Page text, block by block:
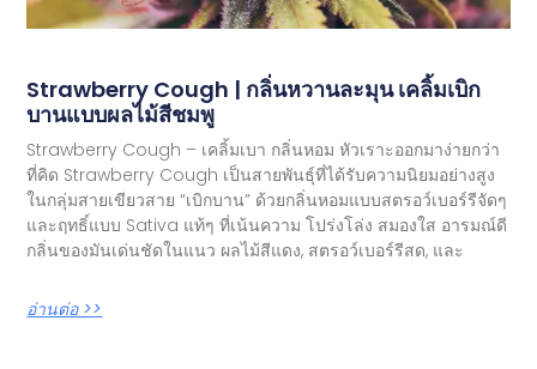
Strawberry Cough | กลิ่นหวานละมุน เคลิ้มเบิก
บานแบบผลไม้สีชมพู
Strawberry Cough – เคลิ้มเบา กลิ่นหอม หัวเราะออกมาง่ายกว่า
ที่คิด Strawberry Cough เป็นสายพันธุ์ที่ได้รับความนิยมอย่างสูง
ในกลุ่มสายเขียวสาย “เบิกบาน” ด้วยกลิ่นหอมแบบสตรอว์เบอร์รีจัดๆ
และฤทธิ์แบบ Sativa แท้ๆ ที่เน้นความ โปร่งโล่ง สมองใส อารมณ์ดี
กลิ่นของมันเด่นชัดในแนว ผลไม้สีแดง, สตรอว์เบอร์รีสด, และ
อ่านต่อ >>